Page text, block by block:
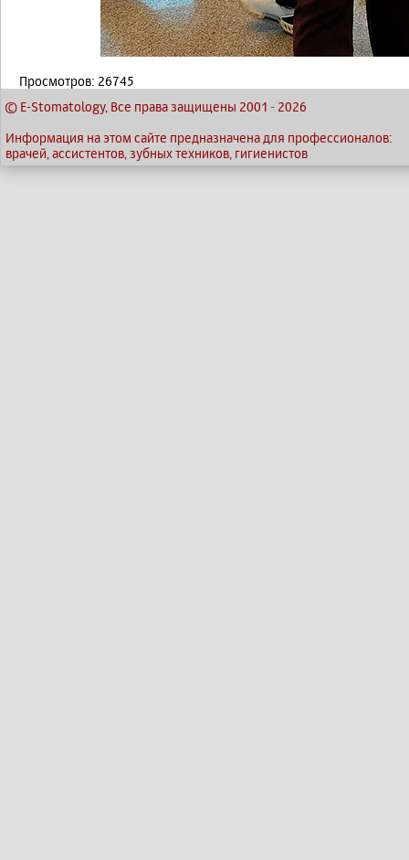
Просмотров: 26745
© E-Stomatology, Все права защищены 2001 - 2026
Информация на этом сайте предназначена для профессионалов:
врачей, ассистентов, зубных техников, гигиенистов